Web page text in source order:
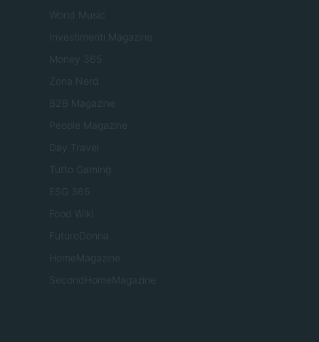
World Music
Investimenti Magazine
Money 365
Zona Nerd
B2B Magazine
People Magazine
Day Travel
Tutto Gaming
ESG 365
Food Wiki
FuturoDonna
HomeMagazine
SecondHomeMagazine